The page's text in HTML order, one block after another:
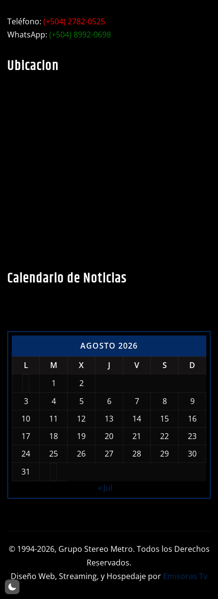
Teléfono: (+504) 2782-0525
WhatsApp: (+504) 8992-0698
Ubicacion
Calendario de Noticias
AGOSTO 2026
L
M X J V S
D
1
2
3
4 5 6 7 8
9
10
11 12 13 14 15
16
17
18 19 20 21 22
23
24
25 26 27 28 29
30
31
« Jul
© 1994-2026, Grupo Stereo Metro. Todos los Derechos
Reservados.
Diseño Web, Streaming, y Hospedaje por Emisoras Tv